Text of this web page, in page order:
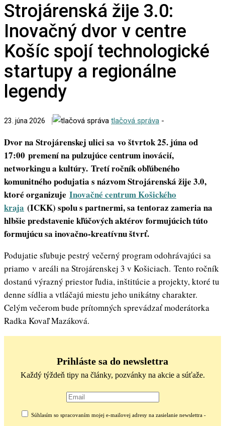
Strojárenská žije 3.0:
Inovačný dvor v centre
Košíc spojí technologické
startupy a regionálne
legendy
23. júna 2026 tlačová správa -
Dvor na Strojárenskej ulici sa vo štvrtok 25. júna od
17:00 premení na pulzujúce centrum inovácií,
networkingu a kultúry. Tretí ročník obľúbeného
komunitného podujatia s názvom Strojárenská žije 3.0,
ktoré organizuje Inovačné centrum Košického
kraja (ICKK) spolu s partnermi, sa tentoraz zameria na
hlbšie predstavenie kľúčových aktérov formujúcich túto
formujúcu sa inovačno-kreatívnu štvrť.
Podujatie sľubuje pestrý večerný program odohrávajúci sa
priamo v areáli na Strojárenskej 3 v Košiciach. Tento ročník
dostanú výrazný priestor ľudia, inštitúcie a projekty, ktoré tu
denne sídlia a vtláčajú miestu jeho unikátny charakter.
Celým večerom bude prítomných sprevádzať moderátorka
Radka Kovaľ Mazáková.
Prihláste sa do newslettra
Každý týždeň tipy na články, pozvánky na akcie a súťaže.
Súhlasím so spracovaním mojej e-mailovej adresy na zasielanie newslettra -